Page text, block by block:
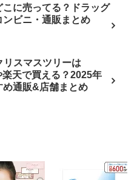
こに売ってる？ドラッグ
ンビニ・通販まとめ
リスマスツリーは
天で買える？2025年
め通販&店舗まとめ